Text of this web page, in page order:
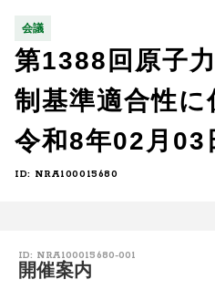
会議
第1388回原子
制基準適合性
令和8年02月03
ID: NRA100015680
ID: NRA100015680-001
開催案内